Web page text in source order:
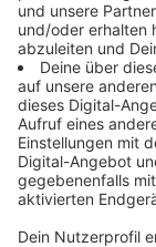
Verpass'
ANTENNE